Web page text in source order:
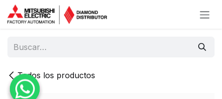
Ir al contenido
Todos los productos